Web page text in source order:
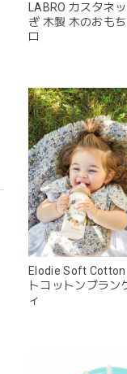
LABRO カスタネ
ぎ 木製 木のおも
ロ
Elodie Soft
トコットンブラン
ィ